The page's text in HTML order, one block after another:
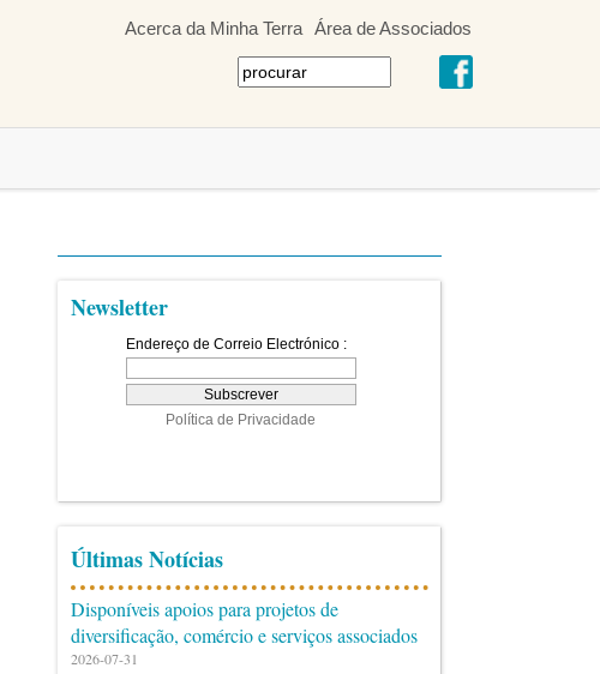
Acerca da Minha Terra Área de Associados
Newsletter
Últimas Notícias
Disponíveis apoios para projetos de
diversificação, comércio e serviços associados
2026-07-31